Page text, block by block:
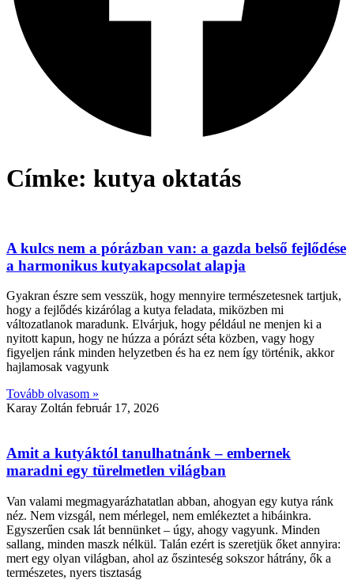
Címke: kutya oktatás
A kulcs nem a pórázban van: a gazda belső fejlődése
a harmonikus kutyakapcsolat alapja
Gyakran észre sem vesszük, hogy mennyire természetesnek tartjuk,
hogy a fejlődés kizárólag a kutya feladata, miközben mi
változatlanok maradunk. Elvárjuk, hogy például ne menjen ki a
nyitott kapun, hogy ne húzza a pórázt séta közben, vagy hogy
figyeljen ránk minden helyzetben és ha ez nem így történik, akkor
hajlamosak vagyunk
Tovább olvasom »
Karay Zoltán február 17, 2026
Amit a kutyáktól tanulhatnánk – embernek
maradni egy türelmetlen világban
Van valami megmagyarázhatatlan abban, ahogyan egy kutya ránk
néz. Nem vizsgál, nem mérlegel, nem emlékeztet a hibáinkra.
Egyszerűen csak lát bennünket – úgy, ahogy vagyunk. Minden
sallang, minden maszk nélkül. Talán ezért is szeretjük őket annyira:
mert egy olyan világban, ahol az őszinteség sokszor hátrány, ők a
természetes, nyers tisztaság